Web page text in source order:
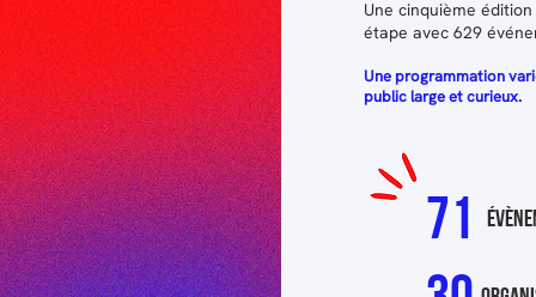
Une cinquième
étape avec 629
Une programmation
public large et curieux.
71